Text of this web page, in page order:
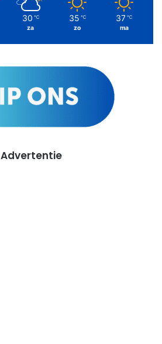
30 ℃
za
35 ℃
zo
37 ℃
ma
Advertentie